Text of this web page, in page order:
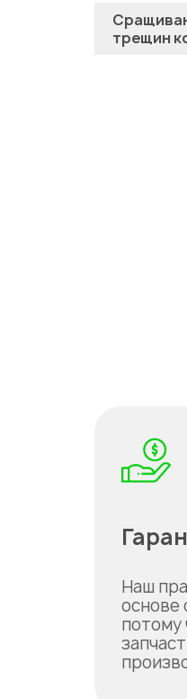
трещин
Наш
основе
потому